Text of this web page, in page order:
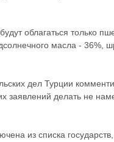
облагаться только
масла - 36%,
дел Турции
заявлений делать не
из списка